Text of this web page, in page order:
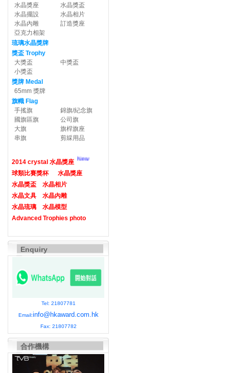
水晶獎座
水晶獎盃
水晶擺設
水晶相片
水晶內雕
訂造獎座
亞克力相架
琉璃水晶獎牌
獎盃 Trophy
大獎盃
中獎盃
小獎盃
獎牌 Medal
65mm 獎牌
旗幟 Flag
手搖旗
錦旗/紀念旗
國旗區旗
公司旗
大旗
旗桿旗座
串旗
剪綵用品
2014 crystal 水晶獎座 New
球類比賽獎杯
水晶獎座
水晶獎盃
水晶相片
水晶文具
水晶內雕
水晶琉璃
水晶模型
Advanced Trophies photo
Enquiry
Tel: 21807781
Email:info@hkaward.com.hk
Fax: 21807782
合作機構